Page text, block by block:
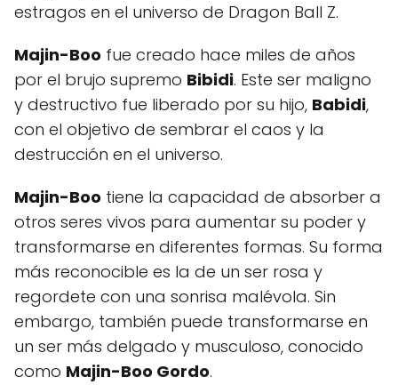
estragos en el universo de Dragon Ball Z.
Majin-Boo fue creado hace miles de años
por el brujo supremo Bibidi. Este ser maligno
y destructivo fue liberado por su hijo, Babidi,
con el objetivo de sembrar el caos y la
destrucción en el universo.
Majin-Boo tiene la capacidad de absorber a
otros seres vivos para aumentar su poder y
transformarse en diferentes formas. Su forma
más reconocible es la de un ser rosa y
regordete con una sonrisa malévola. Sin
embargo, también puede transformarse en
un ser más delgado y musculoso, conocido
como Majin-Boo Gordo.